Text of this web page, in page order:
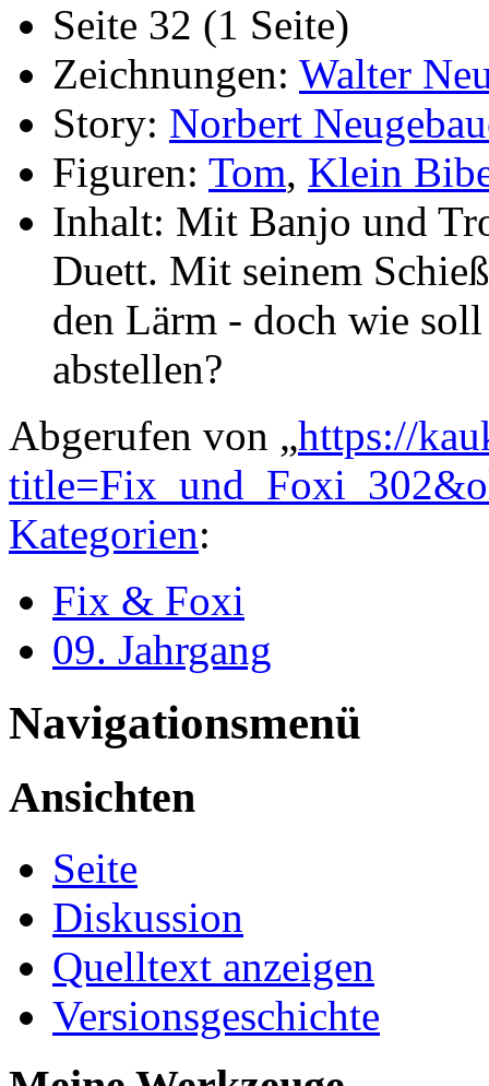
Seite 32 (1 Seite)
Zeichnungen: Walter
Story: Norbert
Figuren: Tom, Klein
Inhalt: Mit Banjo und
Duett. Mit seinem
den Lärm - doch wie
abstellen?
Abgerufen von „https://
Kategorien:
Fix & Foxi
09. Jahrgang
Navigationsmenü
Ansichten
Seite
Diskussion
Quelltext anzeigen
Versionsgeschichte